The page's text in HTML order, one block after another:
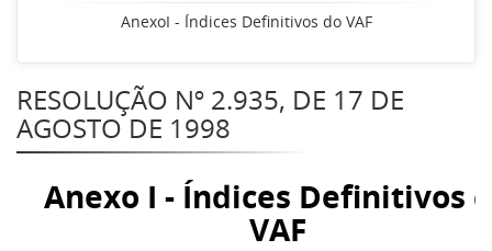
AnexoI - Índices Definitivos do VAF
RESOLUÇÃO Nº 2.935, DE 17 DE
AGOSTO DE 1998
Anexo I - Índices Definitivos
VAF